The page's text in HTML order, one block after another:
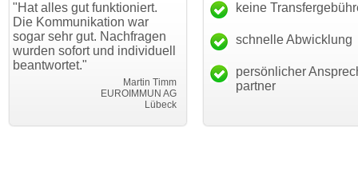
gut funktioniert.
war
gut. Nachfragen
und individuell
EUROIMMUN AG
"Danke für den schnellen
Transfer und guten Service!"
Thomas Schäfer
i can eckert communication GmbH
"Ich bin
haben.
mein
keine
schnelle Abwicklung
persönlicher
partner